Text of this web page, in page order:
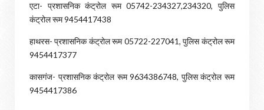
एटा- प्रशासनिक कंट्रोल रूम 05742-234327,234320, पुलिस
कंट्रोल रूम 9454417438
हाथरस- प्रशासनिक कंट्रोल रूम 05722-227041, पुलिस कंट्रोल रूम
9454417377
कासगंज- प्रशासनिक कंट्रोल रूम 9634386748, पुलिस कंट्रोल रूम
9454417386